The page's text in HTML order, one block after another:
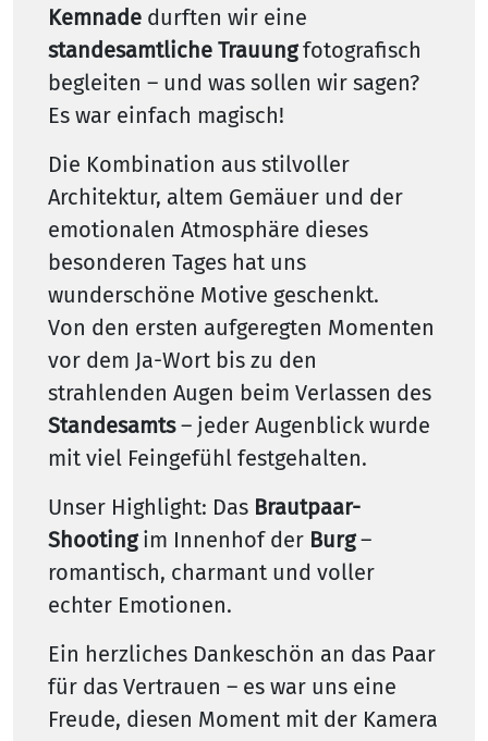
Kemnade durften wir eine
standesamtliche Trauungfotografisch
begleiten – und was sollen wir sagen?
Es war einfach magisch!
Die Kombination aus stilvoller
Architektur, altem Gemäuer und der
emotionalen Atmosphäre dieses
besonderen Tages hat uns
wunderschöne Motive geschenkt.
Von den ersten aufgeregten Momenten
vor dem Ja-Wort bis zu den
strahlenden Augen beim Verlassen des
Standesamts– jeder Augenblick wurde
mit viel Feingefühl festgehalten.
Unser Highlight: Das Brautpaar-
Shootingim Innenhof der Burg–
romantisch, charmant und voller
echter Emotionen.
Ein herzliches Dankeschön an das Paar
für das Vertrauen – es war uns eine
Freude, diesen Moment mit der Kamera